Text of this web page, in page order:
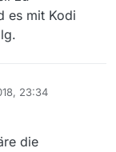
es mit Kodi
23:34
die